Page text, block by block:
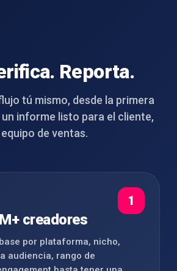
Reporta.
tú mismo, desde la primera
informe listo para el cliente,
de ventas.
1
creadores
por plataforma, nicho,
audiencia, rango de